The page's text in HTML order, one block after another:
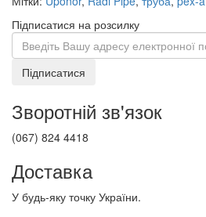
Підписатися на розсилку
Підписатися
Зворотній зв'язок
(067) 824 4418
Доставка
У будь-яку точку України.